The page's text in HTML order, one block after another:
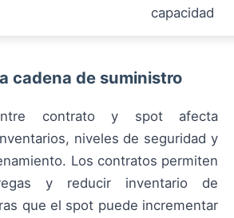
capacidad
cadena de suministro
contrato y spot afecta
niveles de seguridad y
Los contratos permiten
y reducir inventario de
que el spot puede incrementar